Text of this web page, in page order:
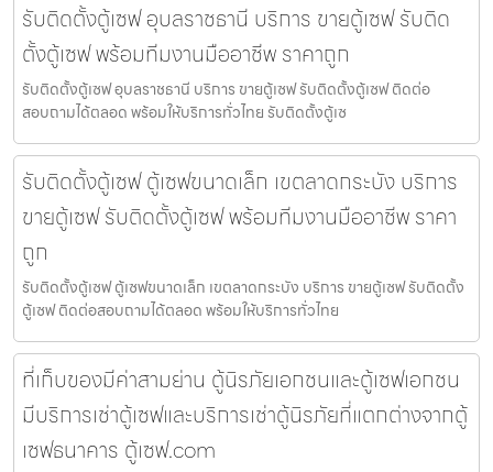
รับติดตั้งตู้เซฟ อุบลราชธานี บริการ ขายตู้เซฟ รับติด
ตั้งตู้เซฟ พร้อมทีมงานมืออาชีพ ราคาถูก
รับติดตั้งตู้เซฟ อุบลราชธานี บริการ ขายตู้เซฟ รับติดตั้งตู้เซฟ ติดต่อ
สอบถามได้ตลอด พร้อมให้บริการทั่วไทย รับติดตั้งตู้เซ
รับติดตั้งตู้เซฟ ตู้เซฟขนาดเล็ก เขตลาดกระบัง บริการ
ขายตู้เซฟ รับติดตั้งตู้เซฟ พร้อมทีมงานมืออาชีพ ราคา
ถูก
รับติดตั้งตู้เซฟ ตู้เซฟขนาดเล็ก เขตลาดกระบัง บริการ ขายตู้เซฟ รับติดตั้ง
ตู้เซฟ ติดต่อสอบถามได้ตลอด พร้อมให้บริการทั่วไทย
ที่เก็บของมีค่าสามย่าน ตู้นิรภัยเอกชนและตู้เซฟเอกชน
มีบริการเช่าตู้เซฟและบริการเช่าตู้นิรภัยที่แตกต่างจากตู้
เซฟธนาคาร ตู้เซฟ.com